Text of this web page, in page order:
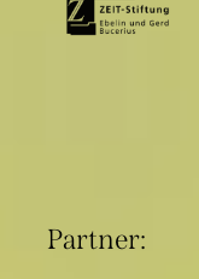
Partner: